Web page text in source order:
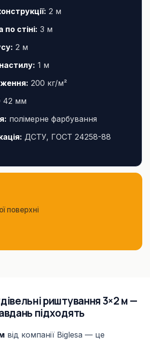
2 м
стіні: 3 м
2 м
1 м
200 кг/м²
42 мм
полімерне фарбування
ДСТУ, ГОСТ 24258-88
поверхні
риштування 3×2 м —
підходять
від компанії Biglesa — це